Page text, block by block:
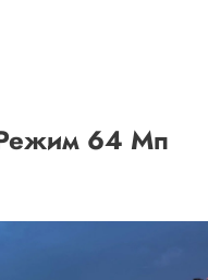
64 Мп